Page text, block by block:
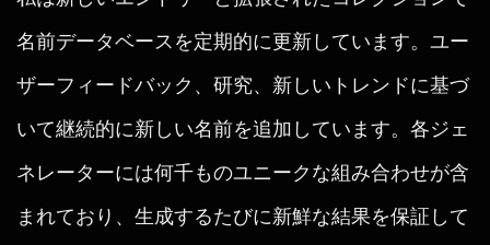
名前データベースを定期的に更新しています。ユー
ザーフィードバック、研究、新しいトレンドに基づ
いて継続的に新しい名前を追加しています。各ジェ
ネレーターには何千ものユニークな組み合わせが含
まれており、生成するたびに新鮮な結果を保証して